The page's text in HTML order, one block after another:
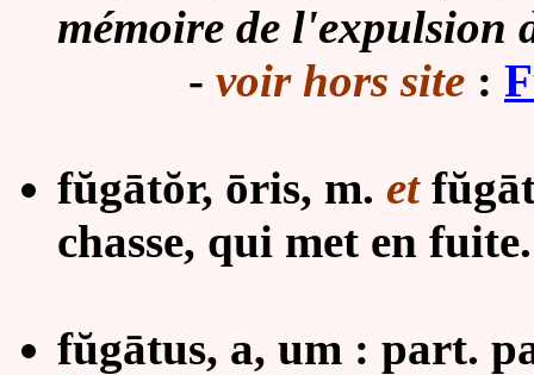
mémoire de l'expulsion
- voir hors site :
fŭgātŏr, ōris, m. et
chasse, qui met en fuite.
fŭgātus, a, um : part.